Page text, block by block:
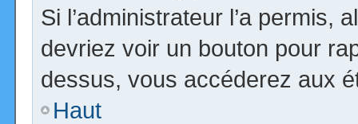
Si l’administrateur l’a permis,
devriez voir un bouton pour
dessus, vous accéderez aux
Haut